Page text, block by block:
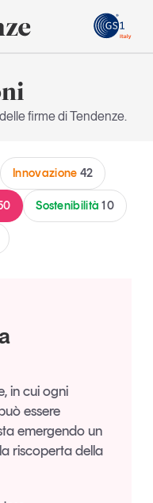
e ricerche
firme di Tendenze.
Innovazione 42
Sostenibilità10
in cui ogni
essere
emergendo un
riscoperta della